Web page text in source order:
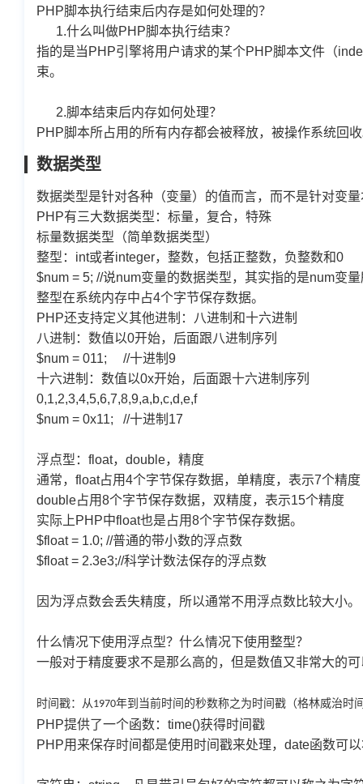
PHP脚本执行结束后内存是如何处理的？
1.什么叫做PHP脚本执行结束？
指的是当 PHP引擎将用户请求的某个PHP脚本文件（
束。
2.脚本结束后内存如何处理？
PHP脚本所占用的所有内存都会被释放，被操作系统回
数据类型
数据类型是针对各种（变量）的值而言，而不是针对变
PHP有三大数据类型：标量，复合，特殊
标量数据类型（简单数据类型）
整型： int或者integer，整数，包括正整数，负整数和0
$num = 5; //说num变量的数据类型，其实指的是num变
整型在系统内存中占4个字节保存数据。
PHP还支持定义其他进制：八进制和十六进制
八进制：数值以0开始，后面跟八进制序列
$num = 011; //十进制 9
十六进制：数值以0x开始，后面跟十六进制序列
0,1,2,3,4,5,6,7,8,9,a,b,c,d,e,f
$num = 0x11; //十进制 17
浮点型：float，double，精度
通常，float占用4个字节保存数据，单精度，表示7个精度
double占用8个字节保存数据，双精度，表示15个精度
实际上PHP中float也是占用8个字节保存数据。
$float = 1.0; //普通的带小数的浮点数
$float = 2.3e3;//科学计数法保存的浮点数
因为浮点数会丢失精度，所以通常不用浮点数比较大小。
什么情况下使用浮点型？什么情况下使用整型？
一般对于精度要求不是那么高的，但是数值又非常大的
时间戳：从 1970年到当前时间的秒数称之为时间戳（格林威治时
PHP提供了一个函数： time()获得时间戳
PHP用来保存时间都是使用时间戳来处理， date函数可